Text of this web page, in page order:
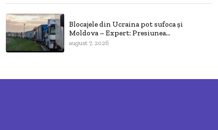
Blocajele din Ucraina pot sufoca și
Moldova – Expert: Presiunea...
august 7, 2026